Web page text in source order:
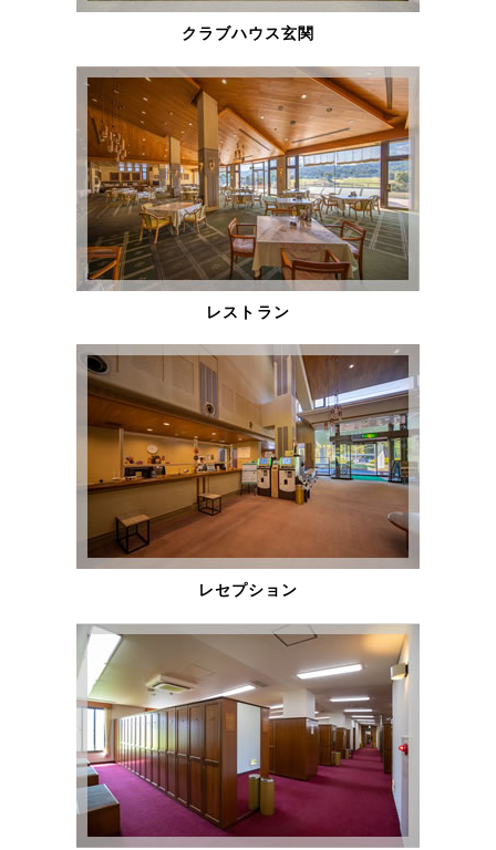
クラブハウス玄関
レストラン
レセプション